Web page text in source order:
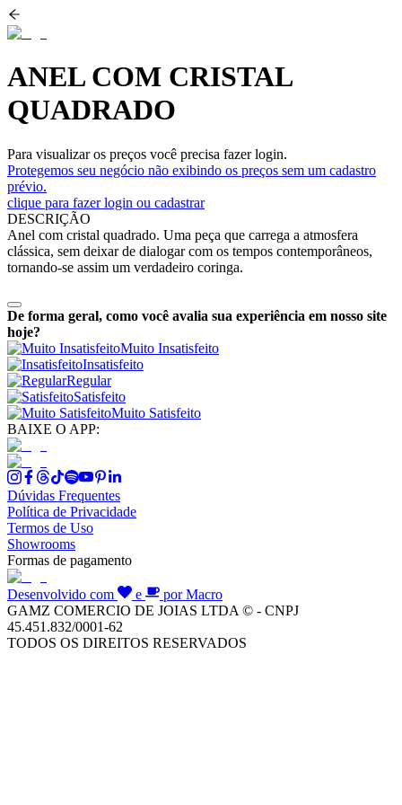
ANEL COM CRISTAL
QUADRADO
Para visualizar os preços você precisa fazer login.
Protegemos seu negócio não exibindo os preços sem um cadastro
prévio.
clique para fazer login ou cadastrar
DESCRIÇÃO
Anel com cristal quadrado. Uma peça que carrega a atmosfera
clássica, sem deixar de dialogar com os tempos contemporâneos,
tornando-se assim um verdadeiro coringa.
De forma geral, como você avalia sua experiência em nosso site
hoje?
Muito Insatisfeito
Insatisfeito
Regular
Satisfeito
Muito Satisfeito
BAIXE O APP:
Dúvidas Frequentes
Política de Privacidade
Termos de Uso
Showrooms
Formas de pagamento
Desenvolvido com e
por Macro
GAMZ COMERCIO DE JOIAS LTDA © - CNPJ
45.451.832/0001-62
TODOS OS DIREITOS RESERVADOS